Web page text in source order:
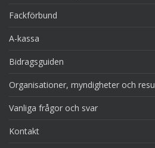
Fackförbund
A-kassa
Bidragsguiden
Organisationer, myndigheter och
Vanliga frågor och svar
Kontakt